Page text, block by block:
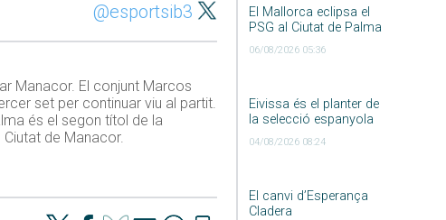
El Mallorca eclipsa el
PSG al Ciutat de Palma
06/08/2026 05:36
Eivissa és el planter de
la selecció espanyola
04/08/2026 08:24
El canvi d’Esperança
Cladera
@esportsib3
Manacor. El conjunt Marcos
set per continuar viu al partit.
és el segon títol de la
de Manacor.